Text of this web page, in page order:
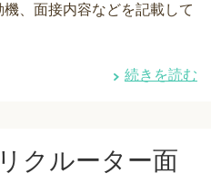
、面接内容などを記載して
続きを読む
クルーター面